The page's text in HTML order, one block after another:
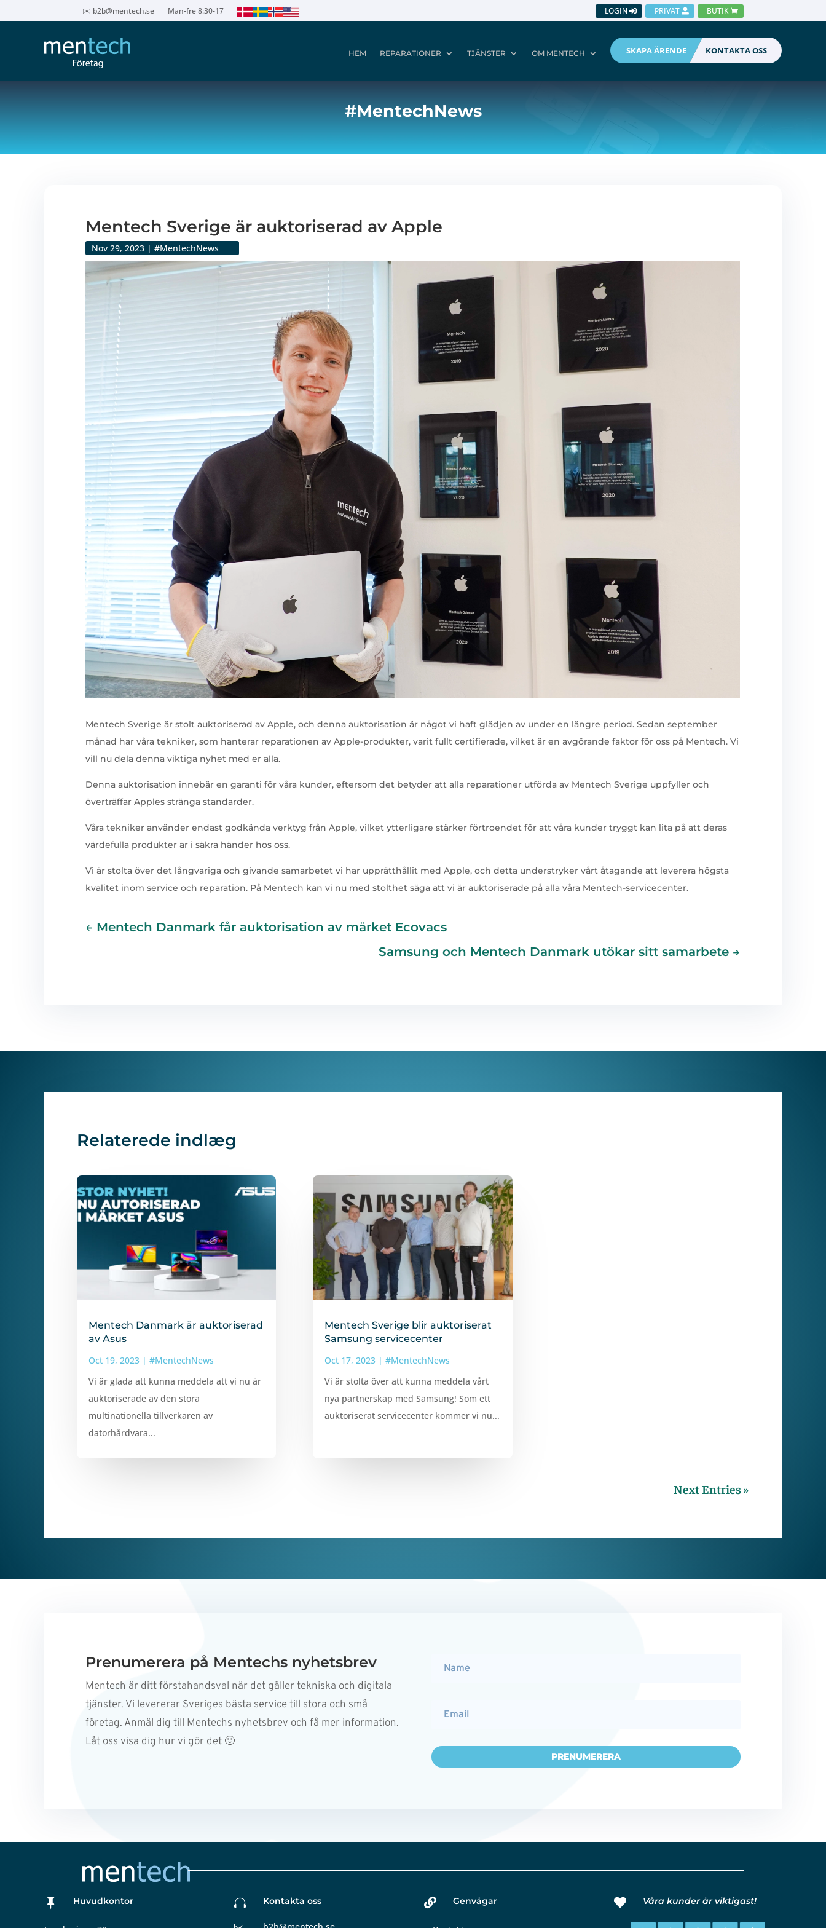
✉️ b2b@mentech.se Man-fre 8:30-17 LOGIN PRIVAT BUTIK
HEM REPARATIONER TJÄNSTER OM MENTECH SKAPA ÄRENDE KONTAKTA OSS
#MentechNews
Mentech Sverige är auktoriserad av Apple
Nov 29, 2023| #MentechNews
Mentech Sverige är stolt auktoriserad av Apple, och denna auktorisation är något vi haft glädjen av under en längre period. Sedan september
månad har våra tekniker, som hanterar reparationen av Apple-produkter, varit fullt certifierade, vilket är en avgörande faktor för oss på Mentech. Vi
vill nu dela denna viktiga nyhet med er alla.
Denna auktorisation innebär en garanti för våra kunder, eftersom det betyder att alla reparationer utförda av Mentech Sverige uppfyller och
överträffar Apples stränga standarder.
Våra tekniker använder endast godkända verktyg från Apple, vilket ytterligare stärker förtroendet för att våra kunder tryggt kan lita på att deras
värdefulla produkter är i säkra händer hos oss.
Vi är stolta över det långvariga och givande samarbetet vi har upprätthållit med Apple, och detta understryker vårt åtagande att leverera högsta
kvalitet inom service och reparation. På Mentech kan vi nu med stolthet säga att vi är auktoriserade på alla våra Mentech-servicecenter.
← Mentech Danmark får auktorisation av märket Ecovacs
Samsung och Mentech Danmark utökar sitt samarbete →
Relaterede indlæg
Mentech Danmark är auktoriserad
av Asus
Oct 19, 2023 |#MentechNews
Vi är glada att kunna meddela att vi nu är
auktoriserade av den stora
multinationella tillverkaren av
datorhårdvara...
Mentech Sverige blir auktoriserat
Samsung servicecenter
Oct 17, 2023 |#MentechNews
Vi är stolta över att kunna meddela vårt
nya partnerskap med Samsung! Som ett
auktoriserat servicecenter kommer vi nu...
Next Entries »
Prenumerera på Mentechs nyhetsbrev
Mentech är ditt förstahandsval när det gäller tekniska och digitala
tjänster. Vi levererar Sveriges bästa service till stora och små
företag. Anmäl dig till Mentechs nyhetsbrev och få mer information.
Låt oss visa dig hur vi gör det 🙂
PRENUMERERA
 Huvudkontor  Kontakta oss  Genvägar  Våra kunder är viktigast!